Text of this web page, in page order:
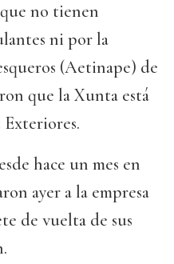
no tienen
ni por la
(Aetinape) de
que la Xunta está
hace un mes en
ayer a la empresa
de vuelta de sus